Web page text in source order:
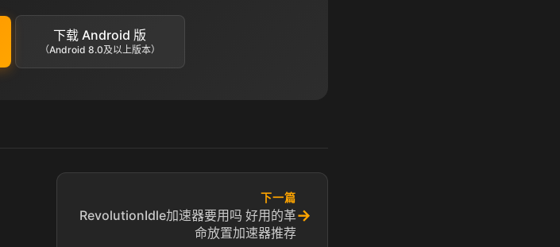
下载 Android 版
（Android 8.0及以上版本）
下一篇
RevolutionIdle加速器要用吗 好用的革
命放置加速器推荐
→